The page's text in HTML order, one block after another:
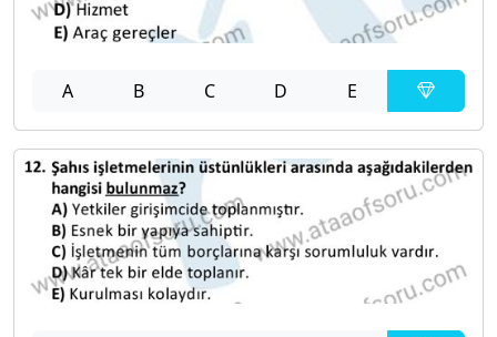
A B C D E